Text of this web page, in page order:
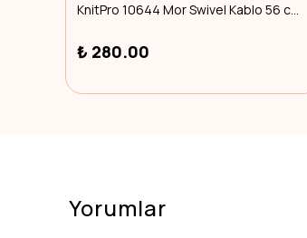
KnitPro 10644 Mor Swivel Kablo 56 cm To Make 80 cm / 32 IC needle
₺ 280.00
Yorumlar